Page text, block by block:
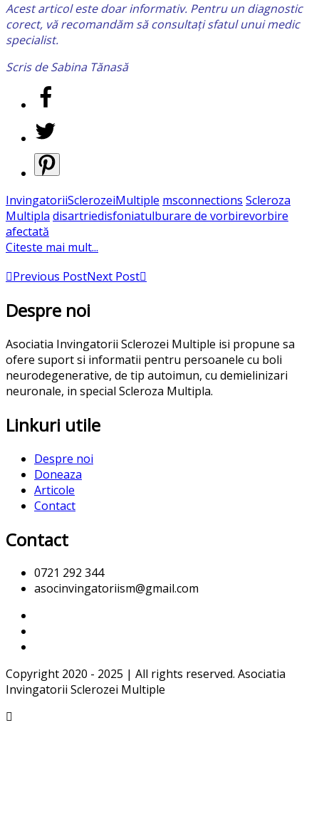
Acest articol este doar informativ. Pentru un diagnostic
corect, vă recomandăm să consultați sfatul unui medic
specialist.
Scris de Sabina Tănasă
InvingatoriiSclerozeiMultiple msconnections Scleroza
Multipla disartriedisfoniatulburare de vorbirevorbire
afectată
Citeste mai mult...
Previous PostNext Post
Despre noi
Asociatia Invingatorii Sclerozei Multiple isi propune sa
ofere suport si informatii pentru persoanele cu boli
neurodegenerative, de tip autoimun, cu demielinizari
neuronale, in special Scleroza Multipla.
Linkuri utile
Despre noi
Doneaza
Articole
Contact
Contact
0721 292 344
asocinvingatoriism@gmail.com
Copyright 2020 - 2025 | All rights reserved. Asociatia
Invingatorii Sclerozei Multiple